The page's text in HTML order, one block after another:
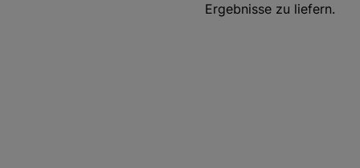
Ergebnisse zu liefern.